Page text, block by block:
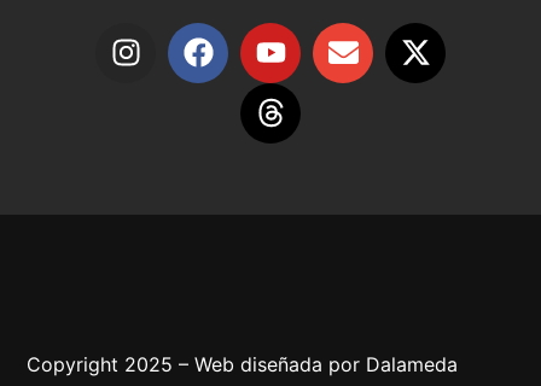
Copyright 2025 – Web diseñada por Dalameda